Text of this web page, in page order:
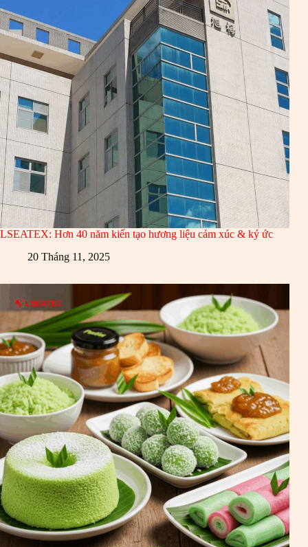
LSEATEX: Hơn 40 năm kiến tạo hương liệu cảm xúc & ký ức
20 Tháng 11, 2025